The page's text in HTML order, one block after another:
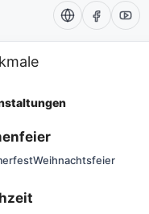
Weihnachtsfeier